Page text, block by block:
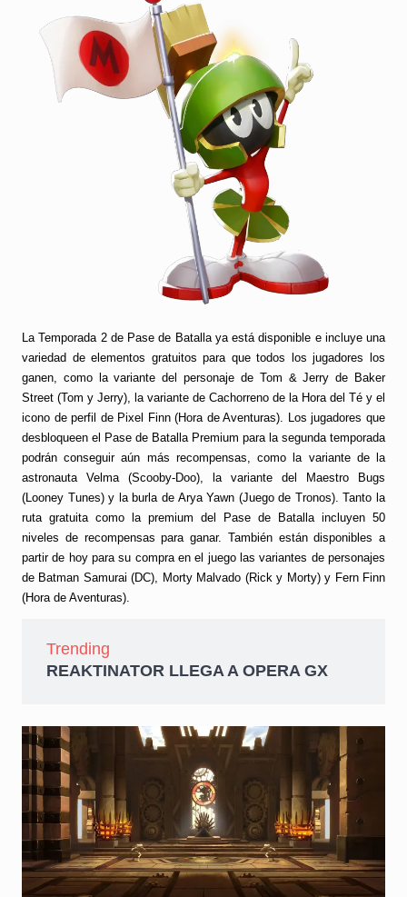
La Temporada 2 de Pase de Batalla ya está disponible e incluye una
variedad de elementos gratuitos para que todos los jugadores los
ganen, como la variante del personaje de Tom & Jerry de Baker
Street (Tom y Jerry), la variante de Cachorreno de la Hora del Té y el
icono de perfil de Pixel Finn (Hora de Aventuras). Los jugadores que
desbloqueen el Pase de Batalla Premium para la segunda temporada
podrán conseguir aún más recompensas, como la variante de la
astronauta Velma (Scooby-Doo), la variante del Maestro Bugs
(Looney Tunes) y la burla de Arya Yawn (Juego de Tronos). Tanto la
ruta gratuita como la premium del Pase de Batalla incluyen 50
niveles de recompensas para ganar. También están disponibles a
partir de hoy para su compra en el juego las variantes de personajes
de Batman Samurai (DC), Morty Malvado (Rick y Morty) y Fern Finn
(Hora de Aventuras).
Trending
REAKTINATOR LLEGA A OPERA GX